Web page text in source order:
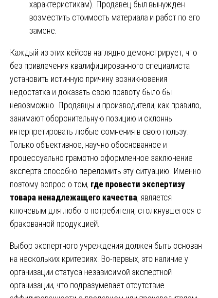
характеристикам). Продавец был вынужден
возместить стоимость материала и работ по его
замене.
Каждый из этих кейсов наглядно демонстрирует, что
без привлечения квалифицированного специалиста
установить истинную причину возникновения
недостатка и доказать свою правоту было бы
невозможно. Продавцы и производители, как правило,
занимают оборонительную позицию и склонны
интерпретировать любые сомнения в свою пользу.
Только объективное, научно обоснованное и
процессуально грамотно оформленное заключение
эксперта способно переломить эту ситуацию. Именно
поэтому вопрос о том, где провести экспертизу
товара ненадлежащего качества, является
ключевым для любого потребителя, столкнувшегося с
бракованной продукцией.
Выбор экспертного учреждения должен быть основан
на нескольких критериях. Во-первых, это наличие у
организации статуса независимой экспертной
организации, что подразумевает отсутствие